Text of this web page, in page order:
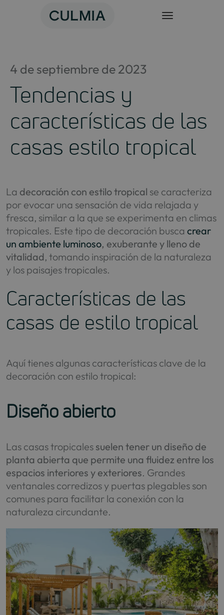
4 de septiembre de 2023
Tendencias y
características de las
casas estilo tropical
La decoración con estilo tropical se caracteriza
por evocar una sensación de vida relajada y
fresca, similar a la que se experimenta en climas
tropicales. Este tipo de decoración busca crear
un ambiente luminoso, exuberante y lleno de
vitalidad, tomando inspiración de la naturaleza
y los paisajes tropicales.
Características de las
casas de estilo tropical
Aquí tienes algunas características clave de la
decoración con estilo tropical:
Diseño abierto
Las casas tropicales suelen tener un diseño de
planta abierta que permite una fluidez entre los
espacios interiores y exteriores. Grandes
ventanales corredizos y puertas plegables son
comunes para facilitar la conexión con la
naturaleza circundante.